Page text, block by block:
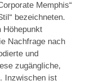
Memphis“
bezeichneten.
Höhepunkt
Nachfrage nach
und
zugängliche,
Inzwischen ist